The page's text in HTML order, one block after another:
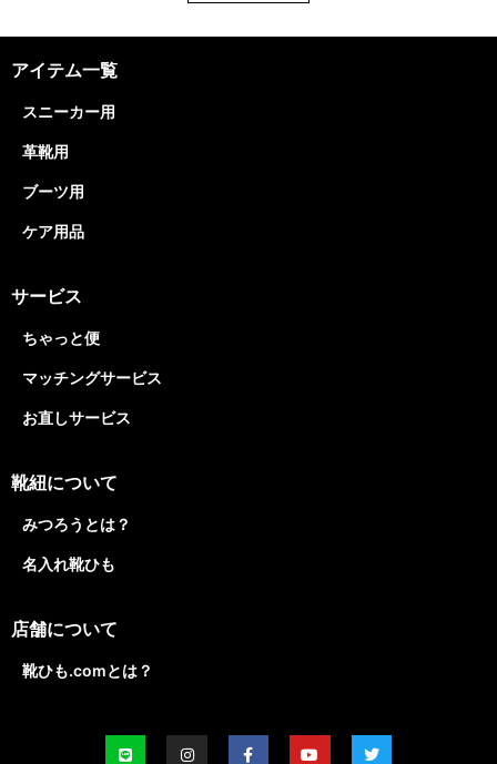
アイテム一覧
スニーカー用
革靴用
ブーツ用
ケア用品
サービス
ちゃっと便
マッチングサービス
お直しサービス
靴紐について
みつろうとは？
名入れ靴ひも
店舗について
靴ひも.comとは？
n
e
s
t
c
e
u
t
i
t